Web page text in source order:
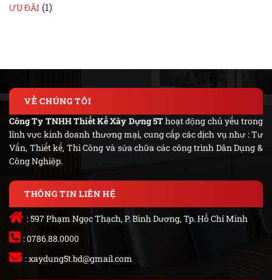
ƯU ĐÃI (1)
VỀ CHÚNG TÔI
Công Ty TNHH Thiết Kế Xây Dựng 5Thoạt động chủ yếu trong
lĩnh vực kinh doanh thương mại, cung cấp các dịch vụ như : Tư
Vấn, Thiết kế, Thi Công và sửa chữa các công trình Dân Dụng &
Công Nghiệp.
THÔNG TIN LIÊN HỆ
: 597 Phạm Ngọc Thạch, P. Bình Dương, Tp. Hồ Chí Minh
: 0786.88.0000
:xaydung5t.bd@gmail.com